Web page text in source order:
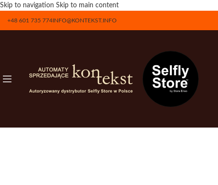
Skip to navigation Skip to main content
+48 601 735 774INFO@KONTEKST.INFO